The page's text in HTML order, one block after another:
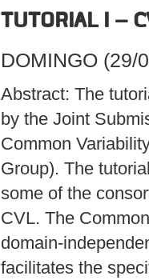
TUTORIAL I –
DOMINGO (29/
Abstract: The
by the Joint
Common
Group). The
some of the
CVL. The
domain-
facilitates the